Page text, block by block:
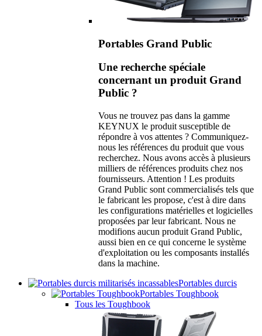
Portables Grand Public
Une recherche spéciale
concernant un produit Grand
Public ?
Vous ne trouvez pas dans la gamme
KEYNUX le produit susceptible de
répondre à vos attentes ? Communiquez-
nous les références du produit que vous
recherchez. Nous avons accès à plusieurs
milliers de références produits chez nos
fournisseurs. Attention ! Les produits
Grand Public sont commercialisés tels que
le fabricant les propose, c'est à dire dans
les configurations matérielles et logicielles
proposées par leur fabricant. Nous ne
modifions aucun produit Grand Public,
aussi bien en ce qui concerne le système
d'exploitation ou les composants installés
dans la machine.
Portables durcis
Portables Toughbook
Tous les Toughbook